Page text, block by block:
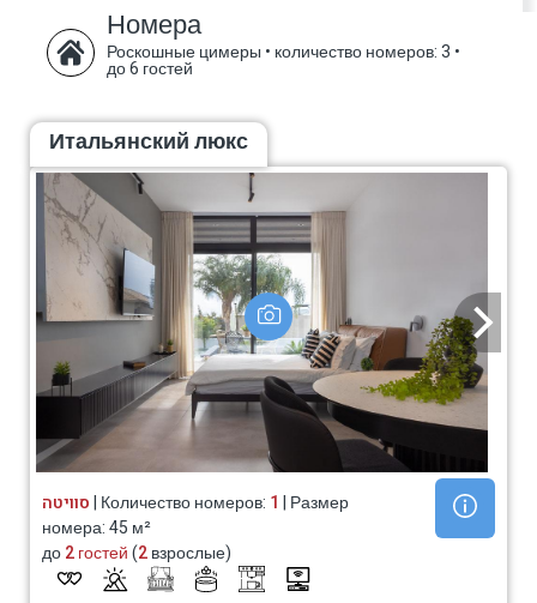
Номера
Роскошные цимеры • количество номеров: 3 •
до 6 гостей
Итальянский люкс
סוויטה| Количество номеров: 1 | Размер
номера: 45 м²
до2 гостей(2взрослые)